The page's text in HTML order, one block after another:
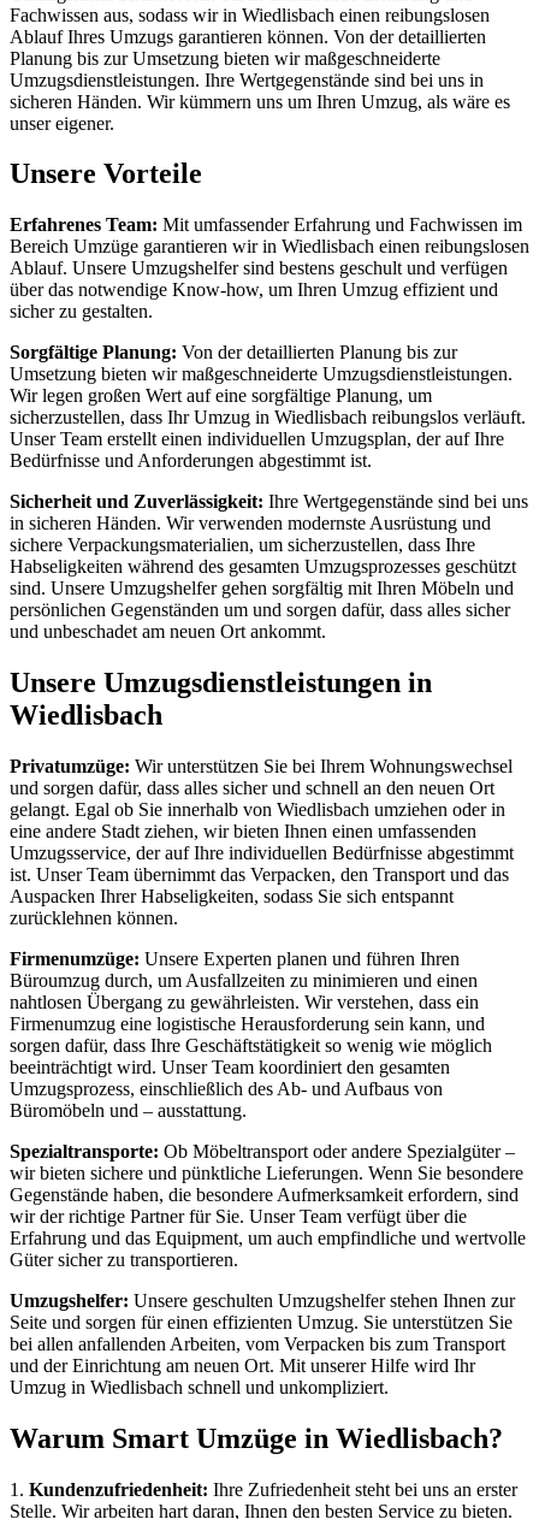
Fachwissen aus, sodass wir in Wiedlisbach einen reibungslosen
Ablauf Ihres Umzugs garantieren können. Von der detaillierten
Planung bis zur Umsetzung bieten wir maßgeschneiderte
Umzugsdienstleistungen. Ihre Wertgegenstände sind bei uns in
sicheren Händen. Wir kümmern uns um Ihren Umzug, als wäre es
unser eigener.
Unsere Vorteile
Erfahrenes Team: Mit umfassender Erfahrung und Fachwissen im
Bereich Umzüge garantieren wir in Wiedlisbach einen reibungslosen
Ablauf. Unsere Umzugshelfer sind bestens geschult und verfügen
über das notwendige Know-how, um Ihren Umzug effizient und
sicher zu gestalten.
Sorgfältige Planung: Von der detaillierten Planung bis zur
Umsetzung bieten wir maßgeschneiderte Umzugsdienstleistungen.
Wir legen großen Wert auf eine sorgfältige Planung, um
sicherzustellen, dass Ihr Umzug in Wiedlisbach reibungslos verläuft.
Unser Team erstellt einen individuellen Umzugsplan, der auf Ihre
Bedürfnisse und Anforderungen abgestimmt ist.
Sicherheit und Zuverlässigkeit: Ihre Wertgegenstände sind bei uns
in sicheren Händen. Wir verwenden modernste Ausrüstung und
sichere Verpackungsmaterialien, um sicherzustellen, dass Ihre
Habseligkeiten während des gesamten Umzugsprozesses geschützt
sind. Unsere Umzugshelfer gehen sorgfältig mit Ihren Möbeln und
persönlichen Gegenständen um und sorgen dafür, dass alles sicher
und unbeschadet am neuen Ort ankommt.
Unsere Umzugsdienstleistungen in
Wiedlisbach
Privatumzüge: Wir unterstützen Sie bei Ihrem Wohnungswechsel
und sorgen dafür, dass alles sicher und schnell an den neuen Ort
gelangt. Egal ob Sie innerhalb von Wiedlisbach umziehen oder in
eine andere Stadt ziehen, wir bieten Ihnen einen umfassenden
Umzugsservice, der auf Ihre individuellen Bedürfnisse abgestimmt
ist. Unser Team übernimmt das Verpacken, den Transport und das
Auspacken Ihrer Habseligkeiten, sodass Sie sich entspannt
zurücklehnen können.
Firmenumzüge: Unsere Experten planen und führen Ihren
Büroumzug durch, um Ausfallzeiten zu minimieren und einen
nahtlosen Übergang zu gewährleisten. Wir verstehen, dass ein
Firmenumzug eine logistische Herausforderung sein kann, und
sorgen dafür, dass Ihre Geschäftstätigkeit so wenig wie möglich
beeinträchtigt wird. Unser Team koordiniert den gesamten
Umzugsprozess, einschließlich des Ab- und Aufbaus von
Büromöbeln und – ausstattung.
Spezialtransporte: Ob Möbeltransport oder andere Spezialgüter –
wir bieten sichere und pünktliche Lieferungen. Wenn Sie besondere
Gegenstände haben, die besondere Aufmerksamkeit erfordern, sind
wir der richtige Partner für Sie. Unser Team verfügt über die
Erfahrung und das Equipment, um auch empfindliche und wertvolle
Güter sicher zu transportieren.
Umzugshelfer: Unsere geschulten Umzugshelfer stehen Ihnen zur
Seite und sorgen für einen effizienten Umzug. Sie unterstützen Sie
bei allen anfallenden Arbeiten, vom Verpacken bis zum Transport
und der Einrichtung am neuen Ort. Mit unserer Hilfe wird Ihr
Umzug in Wiedlisbach schnell und unkompliziert.
Warum Smart Umzüge in Wiedlisbach?
1. Kundenzufriedenheit: Ihre Zufriedenheit steht bei uns an erster
Stelle. Wir arbeiten hart daran, Ihnen den besten Service zu bieten.